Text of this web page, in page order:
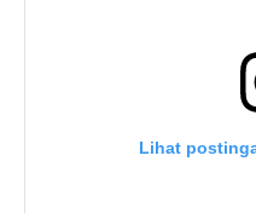
Lihat